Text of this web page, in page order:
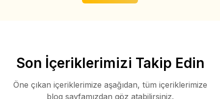
Son İçeriklerimizi Takip Edin
Öne çıkan içeriklerimize aşağıdan, tüm içeriklerimize
blog sayfamızdan göz atabilirsiniz.